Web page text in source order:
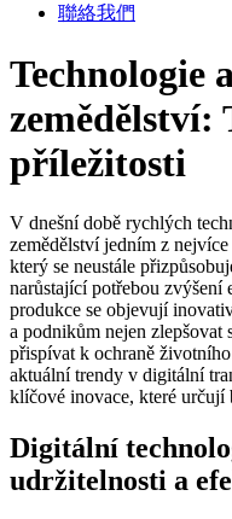
聯絡我們
Technologie
zemědělství:
příležitosti
V dnešní době rychlých
zemědělství jedním z
který se neustále
narůstající potřebou
produkce se objevují
a podnikům nejen zlepšovat
přispívat k ochraně
aktuální trendy v digitální
klíčové inovace, které určují
Digitální
udržitelnosti a